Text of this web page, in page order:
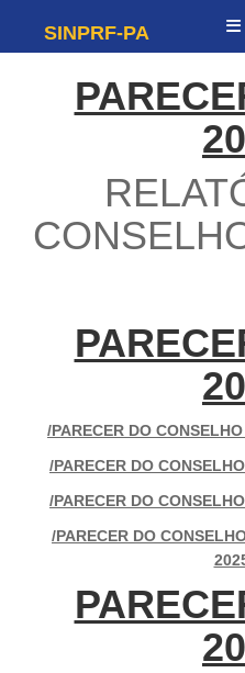
SINPRF-PA
/PARECER DO
/PARECER DO
/PARECER DO
/PARECER DO